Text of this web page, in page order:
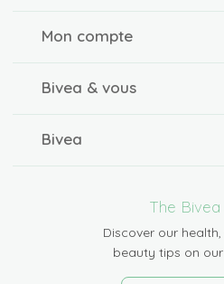
Mon compte
Bivea & vous
Bivea
The
Discover our
beauty tips on